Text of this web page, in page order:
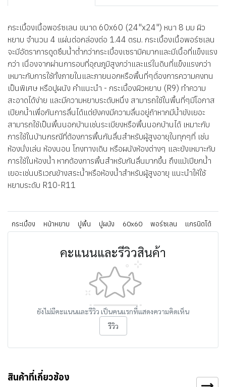
กระเบื้องเนื้อพอร์ซเลน ขนาด 60x60 (24"x24") หนา 8 มม ผิว
หยาบ จำนวน 4 แผ่นต่อกล่องต่อ 1.44 ตรม. กระเบื้องเนื้อพอร์ซเลน
จะมีอัตราการดูดซึมน้ำต่ำกว่ากระเบื้องเซรามิคมากและมีเนื้อที่แข็งแรง
กว่า เนื่องจากผ่านการอบที่อุณภูมิสูงกว่าและแร่ในดินที่แข็งแรงกว่า
เหมาะกับการใช้ทั้งภายในและภายนอกหรือพื้นที่ๆต้่องการความคงทน
เป็นพิเศษ หรือปูผนัง คำแนะนำ - กระเบื้องผิวหยาบ (R9) ทำความ
สะอาดได้ง่าย และมีความหยาบระดับหนึ่ง สามารถใช้ในพื้นที่ๆมีโอกาส
เปียกน้ำเพื่อกันการลื่นได้แต่ยังคงมีความลื่นอยู่ถ้าหากมีน้ำขังเยอะ
สามารถใช้เป็นพื้นนอกบ้านเช่นระเบียงหรือพื้นนอกบ้านได้ เหมาะกับ
การใช้ในบ้านกรณีที่ต้องการพื้นกันลื่นสำหรับผู้สูงอายุในทุกๆที่ เช่น
ห้องนั่งเล่น ห้องนอน โถงทางเดิน หรือผนังห้องต่างๆ และยังเหมาะกับ
การใช้ในห้องน้ำ หากต้องการพื้นสำหรับกันลื่นมากขึ้น ถึงแม้เปียกน้ำ
เยอะเช่นบริเวณข้างสระน้ำหรือห้องน้ำสำหรับผู้สูงอายุ แนะนำให้ใช้
หยาบระดับ R10-R11
กระเบื้อง หน้าหยาบ ปูพื้น ปูผนัง 60x60 พอร์ซเลน แกรนิตโต้
คะแนนและรีวิวสินค้า
ยังไม่มีคะแนนและรีวิว เป็นคนแรกที่แสดงความคิดเห็น
รีวิว
สินค้าที่เกี่ยวข้อง